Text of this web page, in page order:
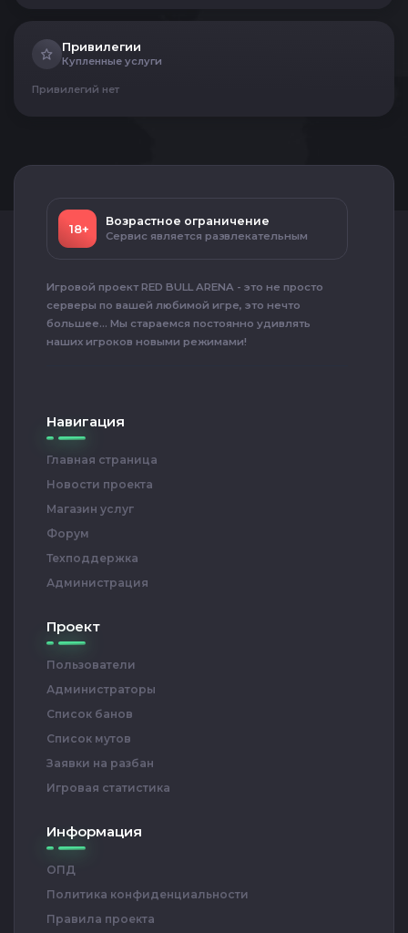
Привилегии
Купленные услуги
Привилегий нет
18+
Возрастное ограничение
Сервис является развлекательным
Игровой проект RED BULL ARENA - это не просто
серверы по вашей любимой игре, это нечто
большее... Мы стараемся постоянно удивлять
наших игроков новыми режимами!
Навигация
Главная страница
Новости проекта
Магазин услуг
Форум
Техподдержка
Администрация
Проект
Пользователи
Администраторы
Список банов
Список мутов
Заявки на разбан
Игровая статистика
Информация
ОПД
Политика конфиденциальности
Правила проекта